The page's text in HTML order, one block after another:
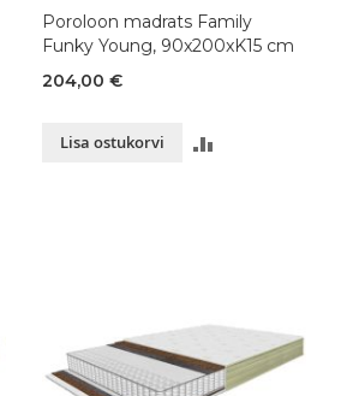
Poroloon madrats Family
Funky Young, 90x200xK15 cm
204,00 €
Lisa ostukorvi